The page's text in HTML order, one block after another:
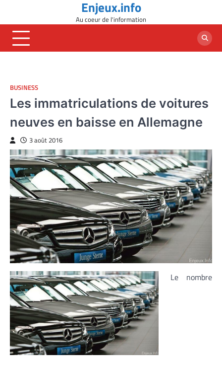
content
Enjeux.info
Au coeur de l'information
BUSINESS
Les immatriculations de voitures
neuves en baisse en Allemagne
3 août 2016
Le nombre